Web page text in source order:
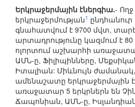
Երկրաջերմային էներգիա.-
երկրաջերմության1 ընդհանուր
գնահատվում է 9700 մվտ,
արտադրությունը կազմում է 80
ոլորտում աշխարհի
ԱՄՆ-ը, Ֆիլիպինները,
Իտալիան: Միևնույն
ամենաշատը երկրաջերմային
առաջատար 5 երկրներն են
Ճապոնիան, ԱՄՆ-ը,